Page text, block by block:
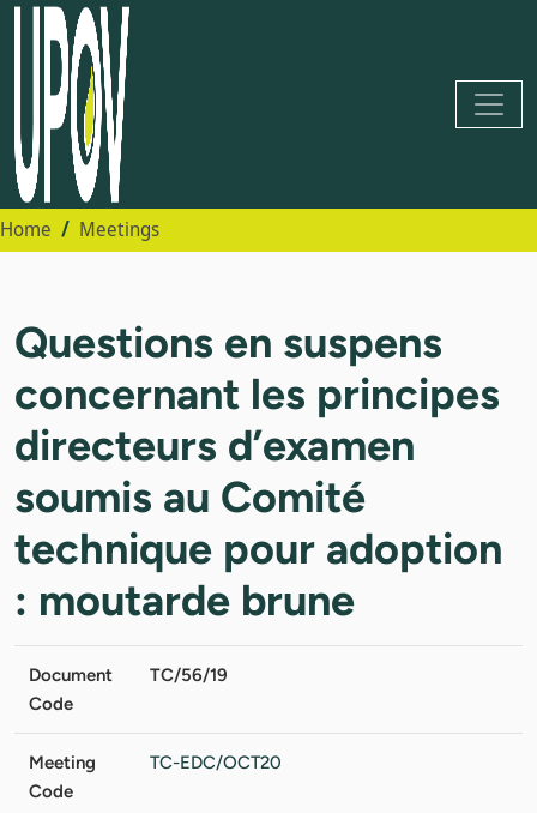
Home Meetings
Questions en suspens
concernant les principes
directeurs d’examen
soumis au Comité
technique pour adoption
: moutarde brune
Document
Code
TC/56/19
Meeting
Code
TC-EDC/OCT20